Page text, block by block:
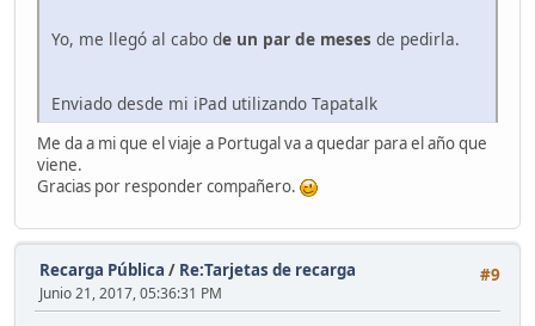
Yo, me llegó al cabo de un par de meses de pedirla.
Enviado desde mi iPad utilizando Tapatalk
Me da a mi que el viaje a Portugal va a quedar para el año que
viene.
Gracias por responder compañero.
#9
Recarga Pública / Re:Tarjetas de recarga
Junio 21, 2017, 05:36:31 PM